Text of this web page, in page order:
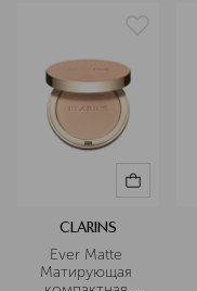
CLARINS
Ever Matte
Матирующая